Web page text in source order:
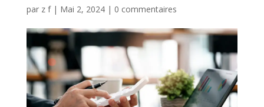
par z f| Mai 2, 2024| 0 commentaires